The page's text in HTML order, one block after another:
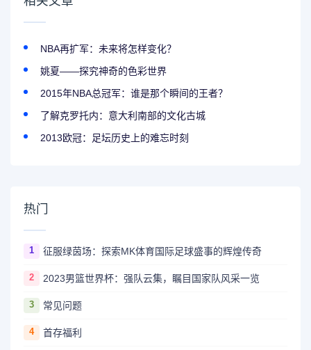
NBA再扩军：未来将怎样变化？
姚夏——探究神奇的色彩世界
2015年NBA总冠军：谁是那个瞬间的王者？
了解克罗托内：意大利南部的文化古城
2013欧冠：足坛历史上的难忘时刻
热门
1 征服绿茵场：探索MK体育国际足球盛事的辉煌传奇
2 2023男篮世界杯：强队云集，瞩目国家队风采一览
3 常见问题
4 首存福利